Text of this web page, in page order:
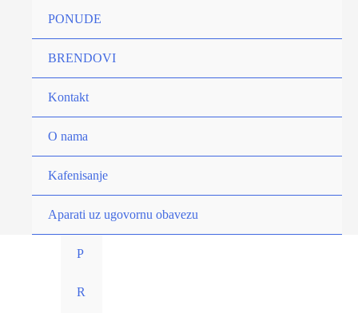
PONUDE
BRENDOVI
Kontakt
O nama
Kafenisanje
Aparati uz ugovornu obavezu
P
R
2
Lonče